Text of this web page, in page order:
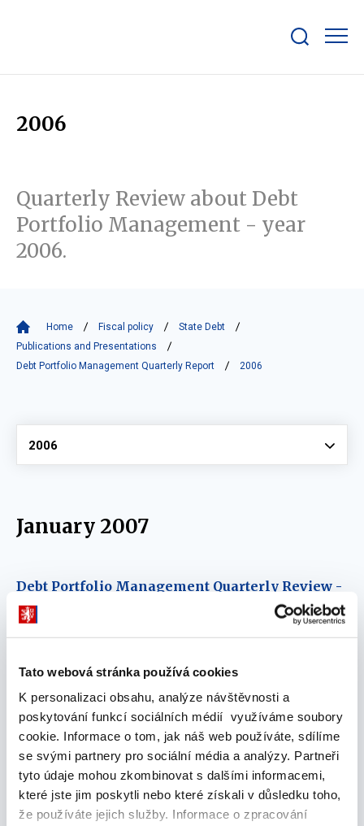
Tato webová stránka používá cookies
K personalizaci obsahu, analýze návštěvnosti a
poskytování funkcí sociálních médií využíváme soubory
cookie. Informace o tom, jak náš web používáte, sdílíme
se svými partnery pro sociální média a analýzy. Partneři
tyto údaje mohou zkombinovat s dalšími informacemi,
které jste jim poskytli nebo které získali v důsledku toho,
že používáte jejich služby. Informace o zpracování
bar
2006
Quarterly Review about Debt
Portfolio Management - year
2006.
Home Fiscal policy
State Debt
Publications and Presentations
Debt Portfolio Management Quarterly Report
2006
Vyberte
2006
January 2007
Debt Portfolio Management Quarterly Review -
December 2006
October 2006
Debt Portfolio Management Quarterly Review -
September 2006
10. October 2006